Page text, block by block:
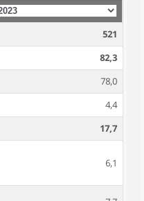
521
82,3
78,0
4,4
17,7
6,1